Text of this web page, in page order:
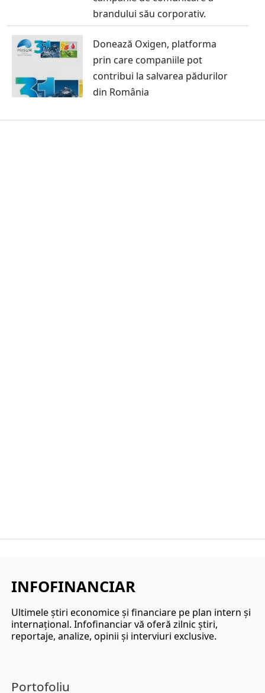
brandului său corporativ.
Donează Oxigen, platforma
prin care companiile pot
contribui la salvarea pădurilor
din România
INFOFINANCIAR
Ultimele ştiri economice şi financiare pe plan intern şi
internaţional. Infofinanciar vă oferă zilnic ştiri,
reportaje, analize, opinii şi interviuri exclusive.
Portofoliu